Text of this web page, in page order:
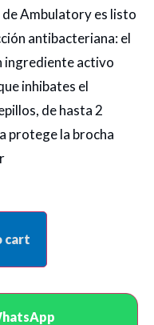
Ambulatory es listo
antibacteriana: el
ingrediente activo
inhibates el
de hasta 2
protege la brocha
cart